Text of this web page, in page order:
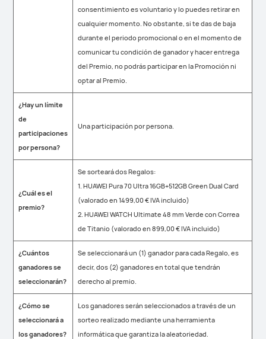
consentimiento es voluntario y lo puedes retirar en
cualquier momento. No obstante, si te das de baja
durante el periodo promocional o en el momento de
comunicar tu condición de ganador y hacer entrega
del Premio, no podrás participar en la Promoción ni
optar al Premio.
¿Hay un límite
de
participaciones
por persona?
Una participación por persona.
¿Cuál es el
premio?
Se sorteará dos Regalos:
1. HUAWEI Pura 70 Ultra 16GB+512GB Green Dual Card
(valorado en 1499,00 € IVA incluido)
2. HUAWEI WATCH Ultimate 48 mm Verde con Correa
de Titanio (valorado en 899,00 € IVA incluido)
¿Cuántos
ganadores se
seleccionarán?
Se seleccionará un (1) ganador para cada Regalo, es
decir, dos (2) ganadores en total que tendrán
derecho al premio.
¿Cómo se
seleccionará a
los ganadores?
Los ganadores serán seleccionados a través de un
sorteo realizado mediante una herramienta
informática que garantiza la aleatoriedad.